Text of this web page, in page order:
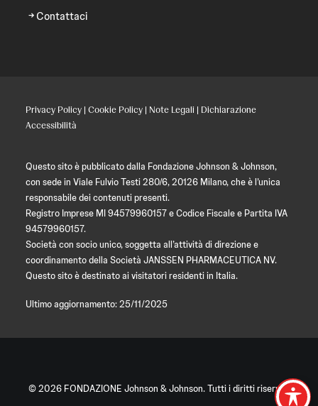
Contattaci
Privacy Policy | Cookie Policy | Note Legali | Dichiarazione
Accessibilità
Questo sito è pubblicato dalla Fondazione Johnson & Johnson,
con sede in Viale Fulvio Testi 280/6, 20126 Milano, che è l’unica
responsabile dei contenuti presenti.
Registro Imprese MI 94579960157 e Codice Fiscale e Partita IVA
94579960157.
Società con socio unico, soggetta all’attività di direzione e
coordinamento della Società JANSSEN PHARMACEUTICA NV.
Questo sito è destinato ai visitatori residenti in Italia.
Ultimo aggiornamento: 25/11/2025
© 2026 FONDAZIONE Johnson & Johnson. Tutti i diritti riservati